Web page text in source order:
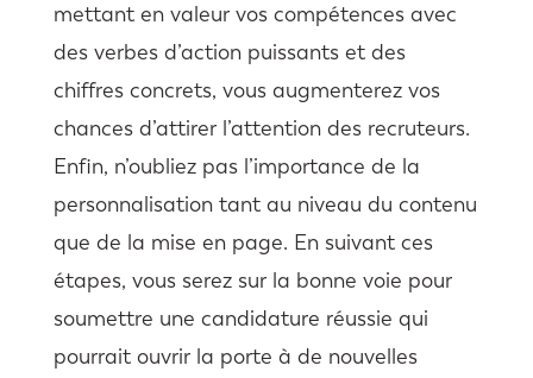
mettant en valeur vos compétences avec
des verbes d’action puissants et des
chiffres concrets, vous augmenterez vos
chances d’attirer l’attention des recruteurs.
Enfin, n’oubliez pas l’importance de la
personnalisation tant au niveau du contenu
que de la mise en page. En suivant ces
étapes, vous serez sur la bonne voie pour
soumettre une candidature réussie qui
pourrait ouvrir la porte à de nouvelles